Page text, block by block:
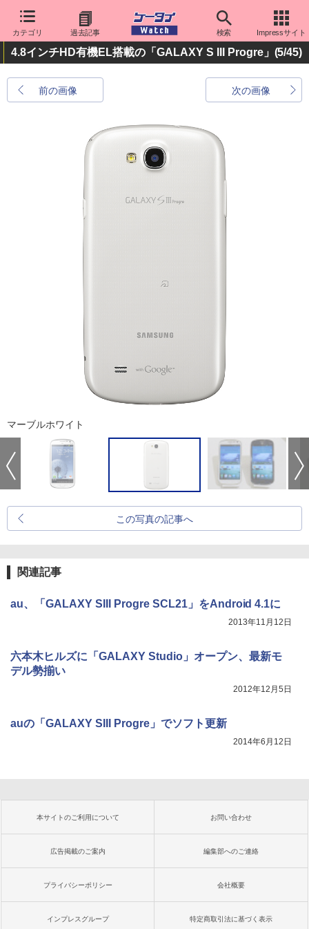
カテゴリ 過去記事 検索 Impressサイト
4.8インチHD有機EL搭載の「GALAXY S III Progre」 (5/45)
前の画像 次の画像
マーブルホワイト
この写真の記事へ
関連記事
au、「GALAXY SIII Progre SCL21」をAndroid 4.1に
2013年11月12日
六本木ヒルズに「GALAXY Studio」オープン、最新モ
デル勢揃い
2012年12月5日
auの「GALAXY SIII Progre」でソフト更新
2014年6月12日
本サイトのご利用について お問い合わせ
広告掲載のご案内 編集部へのご連絡
プライバシーポリシー 会社概要
インプレスグループ 特定商取引法に基づく表示